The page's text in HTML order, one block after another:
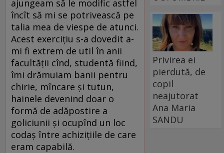
ajungeam să le modific astfel
încît să mi se potrivească pe
talia mea de viespe de atunci.
Acest exercițiu s-a dovedit a-
mi fi extrem de util în anii
facultății cînd, studentă fiind,
îmi drămuiam banii pentru
chirie, mîncare și tutun,
hainele devenind doar o
formă de adăpostire a
goliciunii și ocupînd un loc
codaș între achizițiile de care
eram capabilă.
Privirea ei
pierdută, de
copil
neajutorat
Ana Maria
SANDU